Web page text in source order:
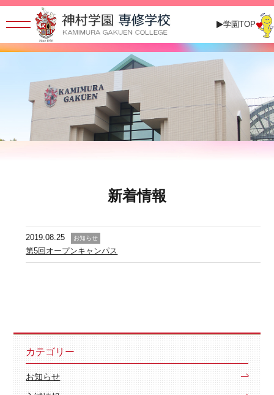
学園TOP
新着情報
2019.08.25 お知らせ
第5回オープンキャンパス
カテゴリー
お知らせ